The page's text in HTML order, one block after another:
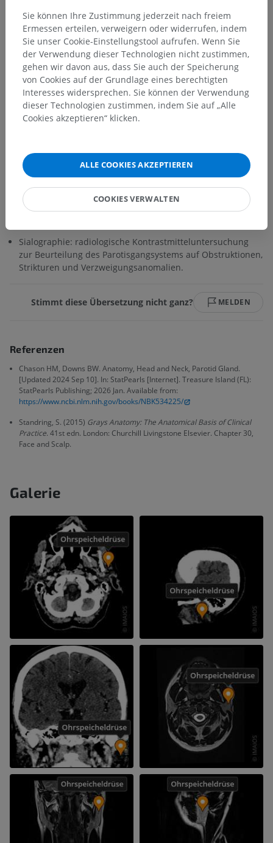
Frey-Syndrom (auriculotemporales Syndrom): tritt nach
Parotischirurgie oder Trauma infolge abnormer
Regeneration parasympathischer Fasern auf und führt zu
gustatorischem Schwitzen und Gesichtsrötung während
der Mahlzeiten.
Parotistumoren: die meisten Tumoren der Speicheldrüsen
entstehen in derOhrspeicheldrüse; eine Beteiligung des
Gesichtsnervs kann auf Malignität hinweisen.
Ohrspeicheldrüse
Unterkieferspeicheldrüse.
Gesichtsnervverletzung: kann bei Parotidektomie, Trauma
oder Tumorinvasion auftreten und führt zu ipsilateraler
Sialographie: radiologische Kontrastmitteluntersuchung
zur Beurteilung des Parotisgangsystems auf Obstruktionen,
Strikturen und Verzweigungsanomalien.
Stimmt diese Übersetzung nicht ganz? MELDEN
Referenzen
Chason HM, Downs BW. Anatomy, Head and Neck, Parotid Gland.
[Updated 2024 Sep 10]. In: StatPearls [Internet]. Treasure Island (FL):
StatPearls Publishing; 2026 Jan. Available from:
https://www.ncbi.nlm.nih.gov/books/NBK534225/
Standring, S. (2015) Grays Anatomy: The Anatomical Basis of Clinical
Practice. 41st edn. London: Churchill Livingstone Elsevier. Chapter 30,
Face and Scalp.
Galerie
Sie können Ihre Zustimmung jederzeit nach freiem
Ermessen erteilen, verweigern oder widerrufen, indem
Sie unser Cookie-Einstellungstool aufrufen. Wenn Sie
der Verwendung dieser Technologien nicht zustimmen,
gehen wir davon aus, dass Sie auch der Speicherung
von Cookies auf der Grundlage eines berechtigten
Interesses widersprechen. Sie können der Verwendung
dieser Technologien zustimmen, indem Sie auf „Alle
Cookies akzeptieren“ klicken.
ALLE COOKIES AKZEPTIEREN
COOKIES VERWALTEN